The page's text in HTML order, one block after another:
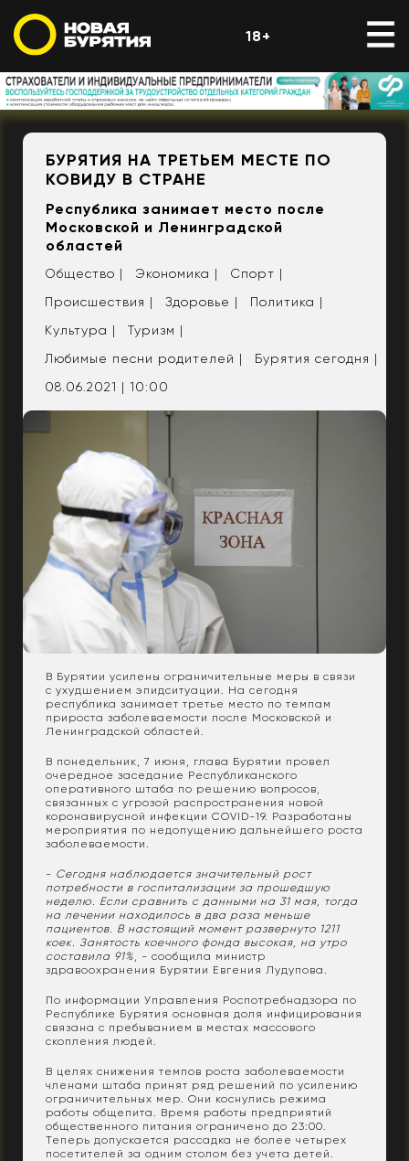
18+
БУРЯТИЯ НА ТРЕТЬЕМ МЕСТЕ ПО
КОВИДУ В СТРАНЕ
Республика занимает место после
Московской и Ленинградской
областей
Общество | Экономика |
Спорт |
Происшествия |
Здоровье |
Политика |
Культура |
Туризм |
Любимые песни родителей |
Бурятия сегодня |
08.06.2021 | 10:00
В Бурятии усилены ограничительные меры в связи
с ухудшением эпидситуации. На сегодня
республика занимает третье место по темпам
прироста заболеваемости после Московской и
Ленинградской областей.
В понедельник, 7 июня, глава Бурятии провел
очередное заседание Республиканского
оперативного штаба по решению вопросов,
связанных с угрозой распространения новой
коронавирусной инфекции COVID-19. Разработаны
мероприятия по недопущению дальнейшего роста
заболеваемости.
- Сегодня наблюдается значительный рост
потребности в госпитализации за прошедшую
неделю. Если сравнить с данными на 31 мая, тогда
на лечении находилось в два раза меньше
пациентов. В настоящий момент развернуто 1211
коек. Занятость коечного фонда высокая, на утро
составила 91% , - сообщила министр
здравоохранения Бурятии Евгения Лудупова.
По информации Управления Роспотребнадзора по
Республике Бурятия основная доля инфицирования
связана с пребыванием в местах массового
скопления людей.
В целях снижения темпов роста заболеваемости
членами штаба принят ряд решений по усилению
ограничительных мер. Они коснулись режима
работы общепита. Время работы предприятий
общественного питания ограничено до 23:00.
Теперь допускается рассадка не более четырех
посетителей за одним столом без учета детей.